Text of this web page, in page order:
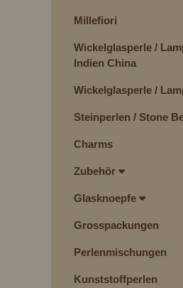
Millefiori
Wickelglasperle /
Indien China
Wickelglasperle /
Steinperlen / Stone
Charms
Zubehör
Glasknoepfe
Grosspackungen
Perlenmischungen
Kunststoffperlen